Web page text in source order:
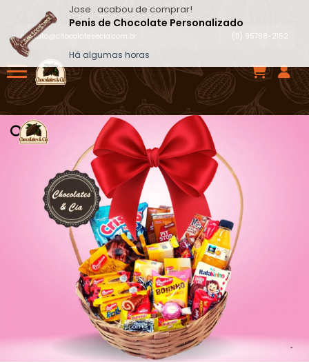
contato@chocolatesecia.com.br (11) 95798-2152
Jose . acabou de comprar!
Penis de Chocolate Personalizado
Há algumas horas